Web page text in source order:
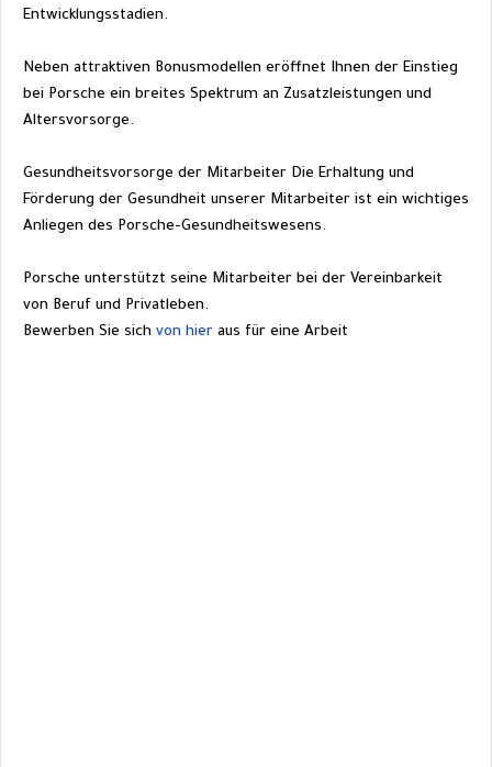
Entwicklungsstadien.
Neben attraktiven Bonusmodellen eröffnet Ihnen der Einstieg
bei Porsche ein breites Spektrum an Zusatzleistungen und
Altersvorsorge.
Gesundheitsvorsorge der Mitarbeiter Die Erhaltung und
Förderung der Gesundheit unserer Mitarbeiter ist ein wichtiges
Anliegen des Porsche-Gesundheitswesens.
Porsche unterstützt seine Mitarbeiter bei der Vereinbarkeit
von Beruf und Privatleben.
Bewerben Sie sich von hier aus für eine Arbeit